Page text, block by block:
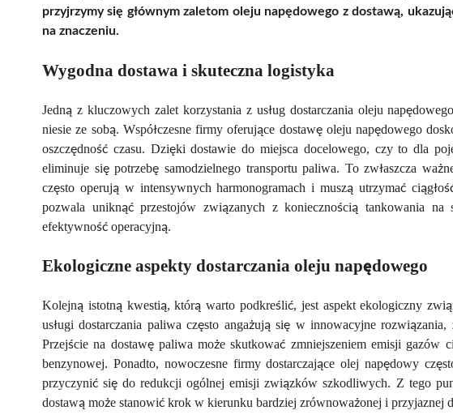
przyjrzymy się głównym zaletom oleju napędowego z dostawą,
na znaczeniu.
Wygodna dostawa i skuteczna logistyka
Jedną z kluczowych zalet korzystania z usług dostarczania oleju
niesie ze sobą. Współczesne firmy oferujące dostawę oleju napędowego
oszczędność czasu. Dzięki dostawie do miejsca docelowego, czy to dla
eliminuje się potrzebę samodzielnego transportu paliwa. To zwłaszcza
często operują w intensywnych harmonogramach i muszą utrzymać
pozwala uniknąć przestojów związanych z koniecznością tankowania
efektywność operacyjną.
Ekologiczne aspekty dostarczania oleju napędowego
Kolejną istotną kwestią, którą warto podkreślić, jest aspekt ekologiczny
usługi dostarczania paliwa często angażują się w innowacyjne
Przejście na dostawę paliwa może skutkować zmniejszeniem emisji gazów
benzynowej. Ponadto, nowoczesne firmy dostarczające olej napędowy
przyczynić się do redukcji ogólnej emisji związków szkodliwych. Z tego
dostawą może stanowić krok w kierunku bardziej zrównoważonej i przyjaznej